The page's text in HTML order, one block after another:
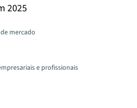
2025
mercado
e profissionais